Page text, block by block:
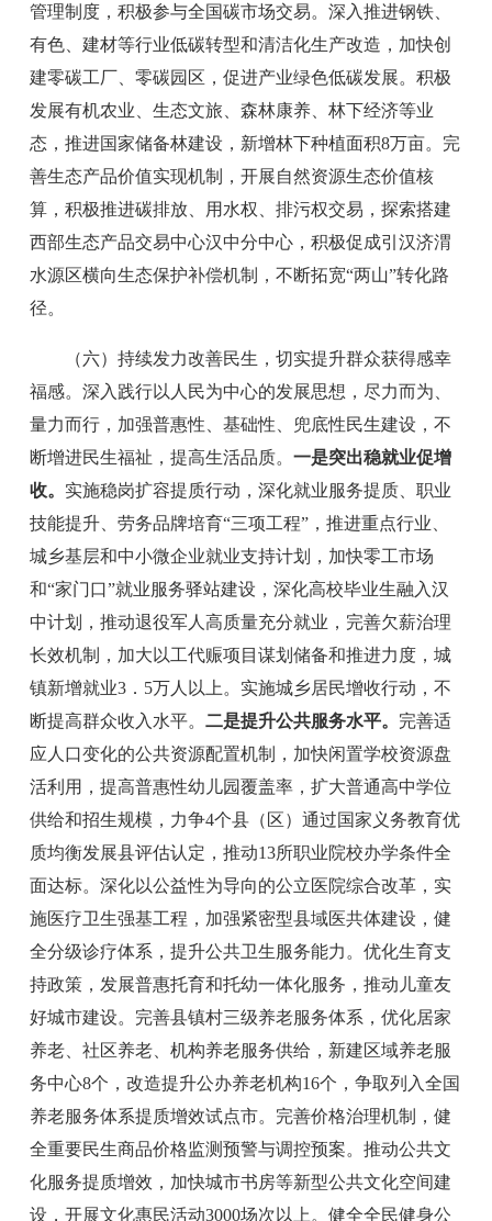
管理制度，积极参与全国碳市场交易。深入推进钢铁、
有色、建材等行业低碳转型和清洁化生产改造，加快创
建零碳工厂、零碳园区，促进产业绿色低碳发展。积极
发展有机农业、生态文旅、森林康养、林下经济等业
态，推进国家储备林建设，新增林下种植面积8万亩。 完
善生态产品价值实现机制，开展自然资源生态价值核
算，积极推进碳排放、用水权、排污权交易， 探索搭建
西部生态产品交易中心汉中分中心，积极促成引汉济渭
水源区横向生态保护补偿机制， 不断拓宽“两山”转化路
径。
（六）持续发力改善民生，切实提升群众获得感幸
福感。 深入践行以人民为中心的发展思想， 尽力而为、
量力而行，加强普惠性、基础性、兜底性民生建设，不
断增进民生福祉， 提高生活品质。 一是突出稳就业促增
收。 实施稳岗扩容提质行动，深化就业服务提质、职业
技能提升、劳务品牌培育“三项工程” ，推进重点行业、
城乡基层和中小微企业就业支持计划，加快零工市场
和“家门口”就业服务驿站建设，深化高校毕业生融入汉
中计划，推动退役军人高质量充分就业，完善欠薪治理
长效机制，加大以工代赈项目谋划储备和推进力度，城
镇新增就业3．5万人以上。实施城乡居民增收行动，不
断提高群众收入水平。 二是提升公共服务水平。 完善适
应人口变化的公共资源配置机制，加快闲置学校资源盘
活利用，提高普惠性幼儿园覆盖率，扩大普通高中学位
供给和招生规模， 力争4个县 （ 区） 通过国家义务教育优
质均衡发展县评估认定 ，推动13所职业院校办学条件全
面达标。深化以公益性为导向的公立医院综合改革，实
施医疗卫生强基工程，加强紧密型县域医共体建设，健
全分级诊疗体系，提升公共卫生服务能力。优化生育支
持政策，发展普惠托育和托幼一体化服务，推动儿童友
好城市建设。完善县镇村三级养老服务体系，优化居家
养老、社区养老、机构养老服务供给，新建区域养老服
务中心8个，改造提升公办养老机构16个，争取列入全国
养老服务体系提质增效试点市。完善价格治理机制，健
全重要民生商品价格监测预警与调控预案。推动公共文
化服务提质增效，加快城市书房等新型公共文化空间建
设，开展文化惠民活动3000场次以上。健全全民健身公